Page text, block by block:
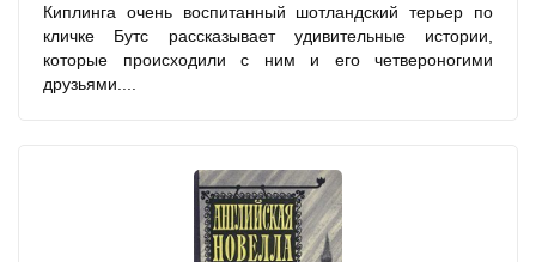
Киплинга очень воспитанный шотландский терьер по
кличке Бутс рассказывает удивительные истории,
которые происходили с ним и его четвероногими
друзьями....